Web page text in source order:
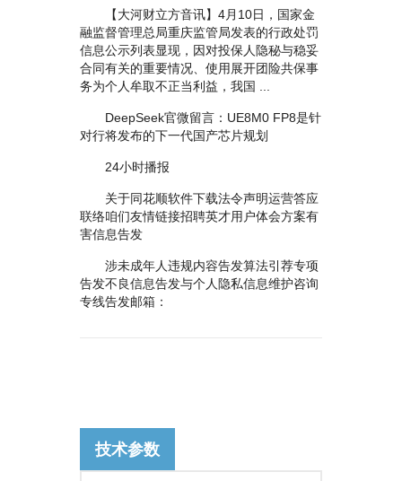
【大河财立方音讯】4月10日，国家金
融监督管理总局重庆监管局发表的行政处罚
信息公示列表显现，因对投保人隐秘与稳妥
合同有关的重要情况、使用展开团险共保事
务为个人牟取不正当利益，我国 ...
DeepSeek官微留言：UE8M0 FP8是针
对行将发布的下一代国产芯片规划
24小时播报
关于同花顺软件下载法令声明运营答应
联络咱们友情链接招聘英才用户体会方案有
害信息告发
涉未成年人违规内容告发算法引荐专项
告发不良信息告发与个人隐私信息维护咨询
专线告发邮箱：
技术参数